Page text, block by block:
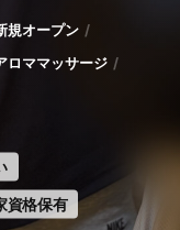
規オープン
ロママッサージ
資格保有